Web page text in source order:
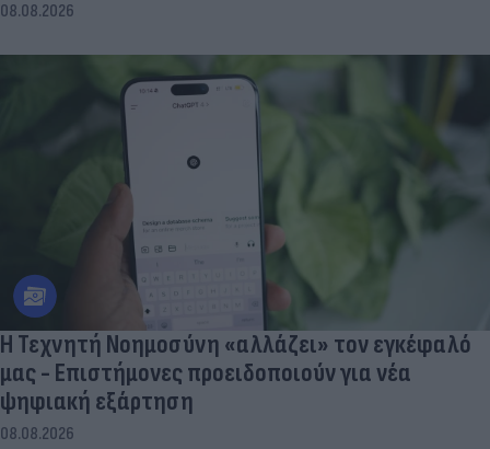
08.08.2026
Η Τεχνητή Νοημοσύνη «αλλάζει» τον εγκέφαλό
μας - Eπιστήμονες προειδοποιούν για νέα
ψηφιακή εξάρτηση
08.08.2026